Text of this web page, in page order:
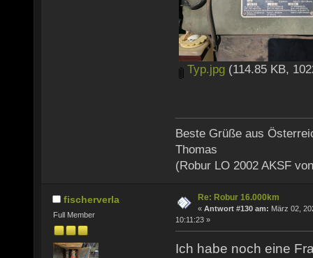
Typ.jpg (114.85 KB,
Beste Grüße aus
Thomas
(Robur LO 2002 AKSF
fischerverla
Full Member
Re: Robur 16.000km
« Antwort #130 am: März 02,
10:11:23 »
Ich habe noch eine